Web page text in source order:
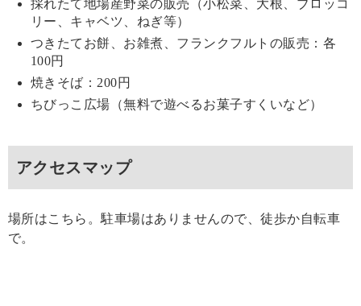
採れたて地場産野菜の販売（小松菜、大根、ブロッコ
リー、キャベツ、ねぎ等）
つきたてお餅、お雑煮、フランクフルトの販売：各
100円
焼きそば：200円
ちびっこ広場（無料で遊べるお菓子すくいなど）
アクセスマップ
場所はこちら。駐車場はありませんので、徒歩か自転車
で。